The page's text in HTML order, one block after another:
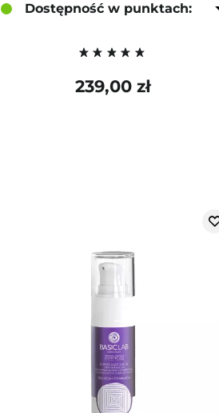
Dostępność w punktach:
239,00 zł